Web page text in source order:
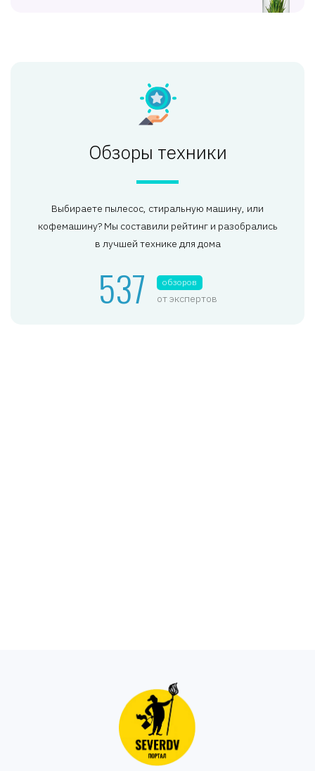
Обзоры техники
Выбираете пылесос, стиральную машину, или
кофемашину? Мы составили рейтинг и разобрались
в лучшей технике для дома
537 обзоров
от экспертов